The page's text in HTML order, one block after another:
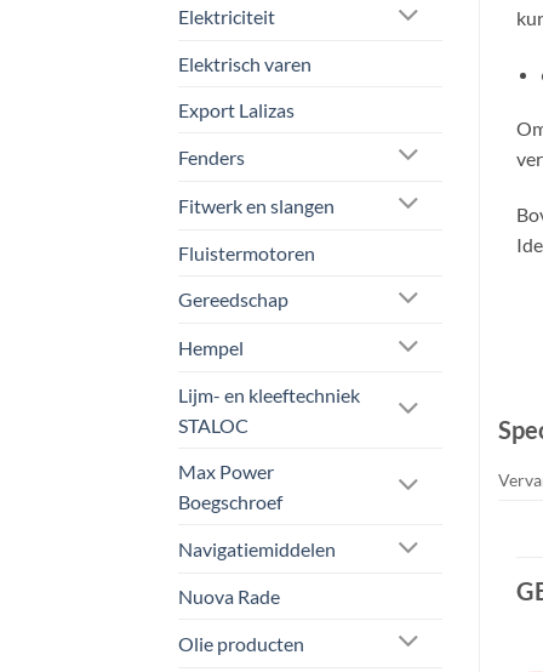
Elektriciteit
Elektrisch varen
Export Lalizas
Fenders
Fitwerk en slangen
Fluistermotoren
Gereedschap
Hempel
Lijm- en kleeftechniek
STALOC
Max Power
Boegschroef
Navigatiemiddelen
Nuova Rade
Olie producten